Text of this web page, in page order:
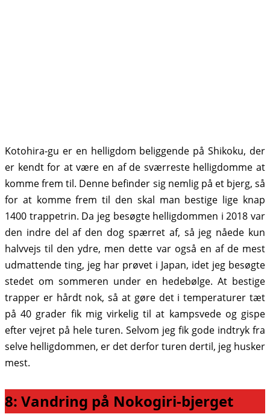
Kotohira-gu er en helligdom beliggende på Shikoku, der
er kendt for at være en af de sværreste helligdomme at
komme frem til. Denne befinder sig nemlig på et bjerg, så
for at komme frem til den skal man bestige lige knap
1400 trappetrin. Da jeg besøgte helligdommen i 2018 var
den indre del af den dog spærret af, så jeg nåede kun
halvvejs til den ydre, men dette var også en af de mest
udmattende ting, jeg har prøvet i Japan, idet jeg besøgte
stedet om sommeren under en hedebølge. At bestige
trapper er hårdt nok, så at gøre det i temperaturer tæt
på 40 grader fik mig virkelig til at kampsvede og gispe
efter vejret på hele turen. Selvom jeg fik gode indtryk fra
selve helligdommen, er det derfor turen dertil, jeg husker
mest.
8: Vandring på Nokogiri-bjerget